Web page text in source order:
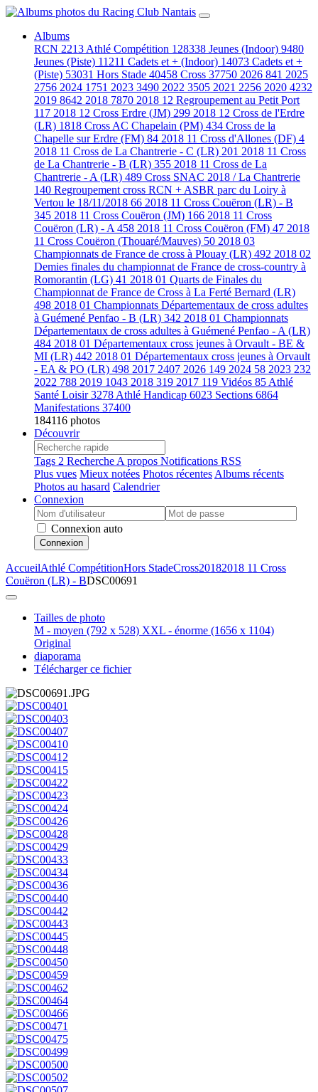
Albums
RCN 2213 Athlé Compétition 128338 Jeunes (Indoor) 9480
Jeunes (Piste) 11211 Cadets et + (Indoor) 14073 Cadets et +
(Piste) 53031 Hors Stade 40458 Cross 37750 2026 841 2025
2756 2024 1751 2023 3490 2022 3505 2021 2256 2020 4232
2019 8642 2018 7870 2018 12 Regroupement au Petit Port
117 2018 12 Cross Erdre (JM) 299 2018 12 Cross de l'Erdre
(LR) 1818 Cross AC Chapelain (PM) 434 Cross de la
Chapelle sur Erdre (FM) 84 2018 11 Cross d'Allones (DF) 4
2018 11 Cross de La Chantrerie - C (LR) 201 2018 11 Cross
de La Chantrerie - B (LR) 355 2018 11 Cross de La
Chantrerie - A (LR) 489 Cross SNAC 2018 / La Chantrerie
140 Regroupement cross RCN + ASBR parc du Loiry à
Vertou le 18/11/2018 66 2018 11 Cross Couëron (LR) - B
345 2018 11 Cross Couëron (JM) 166 2018 11 Cross
Couëron (LR) - A 458 2018 11 Cross Couëron (FM) 47 2018
11 Cross Couëron (Thouaré/Mauves) 50 2018 03
Championnats de France de cross à Plouay (LR) 492 2018 02
Demies finales du championnat de France de cross-country à
Romorantin (LG) 41 2018 01 Quarts de Finales du
Championnat de France de Cross à La Ferté Bernard (LR)
498 2018 01 Championnats Départementaux de cross adultes
à Guémené Penfao - B (LR) 342 2018 01 Championnats
Départementaux de cross adultes à Guémené Penfao - A (LR)
484 2018 01 Départementaux cross jeunes à Orvault - BE &
MI (LR) 442 2018 01 Départementaux cross jeunes à Orvault
- EA & PO (LR) 498 2017 2407 2026 149 2024 58 2023 232
2022 788 2019 1043 2018 319 2017 119 Vidéos 85 Athlé
Santé Loisir3278 Athlé Handicap 6023 Sections 6864
Manifestations 37400
184116 photos
Découvrir
Tags 2 Recherche A propos Notifications RSS
Plus vues Mieux notées Photos récentes Albums récents
Photos au hasard Calendrier
Connexion
Connexion auto
Connexion
AccueilAthlé CompétitionHors StadeCross20182018 11 Cross
Couëron (LR) - BDSC00691
Tailles de photo
M - moyen (792 x 528) XXL - énorme (1656 x 1104)
Original
diaporama
Télécharger ce fichier